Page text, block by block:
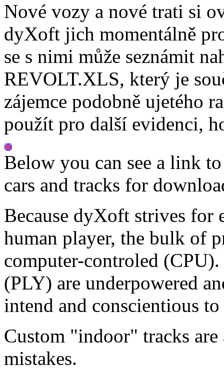
Nové vozy a nové trati si
dyXoft jich momentálně
se s nimi může seznámit
REVOLT.XLS, který je
zájemce podobně ujetého
použít pro další evidenci,
Below you can see a link
cars and tracks for
Because dyXoft strives for
human player, the bulk of
computer-controled
(PLY) are underpowered
intend and conscientious
Custom "indoor" tracks
mistakes.